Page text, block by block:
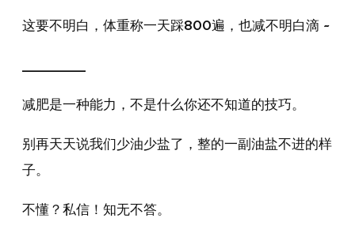
这要不明白，体重称一天踩800遍，也减不明白滴 ~
减肥是一种能力，不是什么你还不知道的技巧。
别再天天说我们少油少盐了，整的一副油盐不进的样
子。
不懂？私信！知无不答。